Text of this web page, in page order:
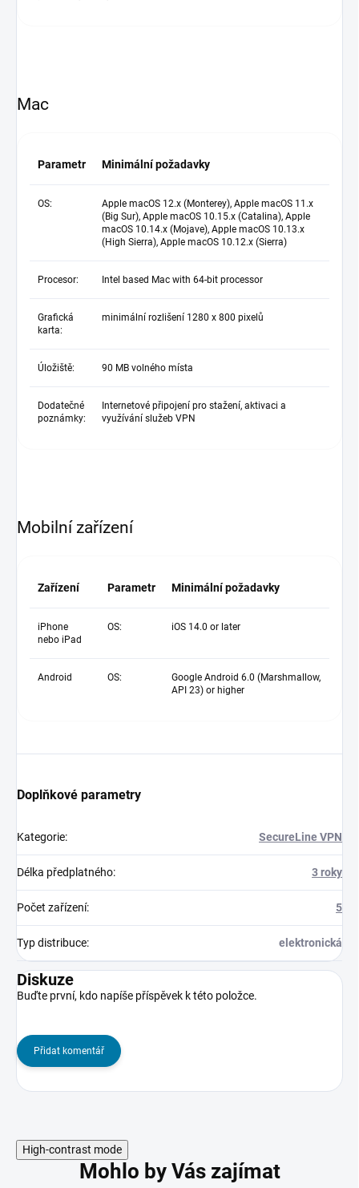
Mac
Parametr Minimální požadavky
OS:
Apple macOS 12.x (Monterey), Apple macOS 11.x
(Big Sur), Apple macOS 10.15.x (Catalina), Apple
macOS 10.14.x (Mojave), Apple macOS 10.13.x
(High Sierra), Apple macOS 10.12.x (Sierra)
Procesor: Intel based Mac with 64-bit processor
Grafická
karta:
minimální rozlišení 1280 x 800 pixelů
Úložiště: 90 MB volného místa
Dodatečné
poznámky:
Internetové připojení pro stažení, aktivaci a
využívání služeb VPN
Mobilní zařízení
Zařízení Parametr Minimální požadavky
iPhone
nebo iPad
OS: iOS 14.0 or later
Android OS:
Google Android 6.0 (Marshmallow,
API 23) or higher
Doplňkové parametry
Kategorie: SecureLine VPN
Délka předplatného: 3 roky
Počet zařízení: 5
Typ distribuce: elektronická
Diskuze
Buďte první, kdo napíše příspěvek k této položce.
Přidat komentář
High-contrast mode
Mohlo by Vás zajímat